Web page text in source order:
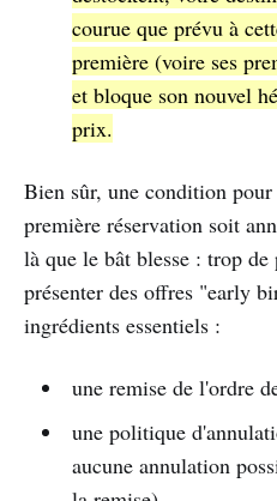
courue que prévu à
première (voire ses
et bloque son nouvel
prix.
Bien sûr, une condition
première réservation soit
là que le bât blesse : trop de
présenter des offres "early
ingrédients essentiels :
une remise de l'ordre
une politique
aucune annulation